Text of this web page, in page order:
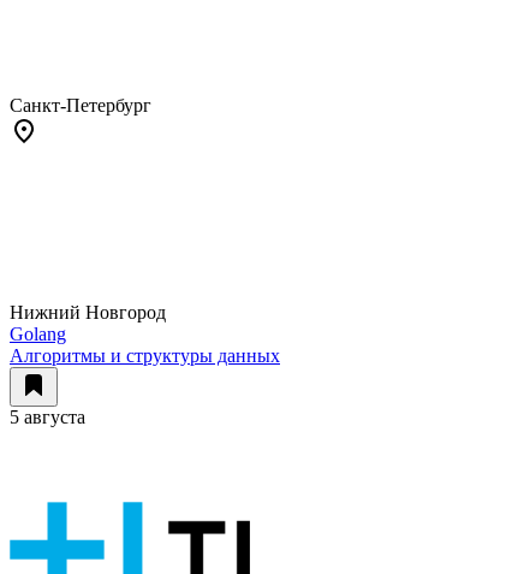
Санкт-Петербург
Нижний Новгород
Golang
Алгоритмы и структуры данных
5 августа